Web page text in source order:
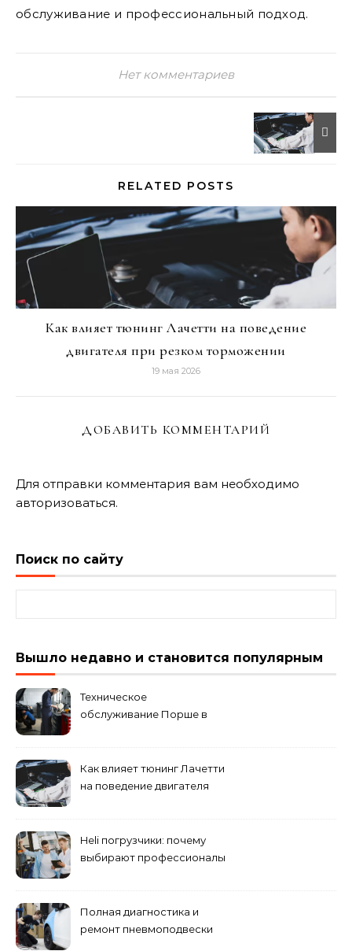
обслуживание и профессиональный подход.
Нет комментариев
RELATED POSTS
Как влияет тюнинг Лачетти на поведение
двигателя при резком торможении
19 мая 2026
ДОБАВИТЬ КОММЕНТАРИЙ
Для отправки комментария вам необходимо
авторизоваться.
Поиск по сайту
Вышло недавно и становится популярным
Техническое
обслуживание Порше в
Как влияет тюнинг Лачетти
на поведение двигателя
Heli погрузчики: почему
выбирают профессионалы
Полная диагностика и
ремонт пневмоподвески